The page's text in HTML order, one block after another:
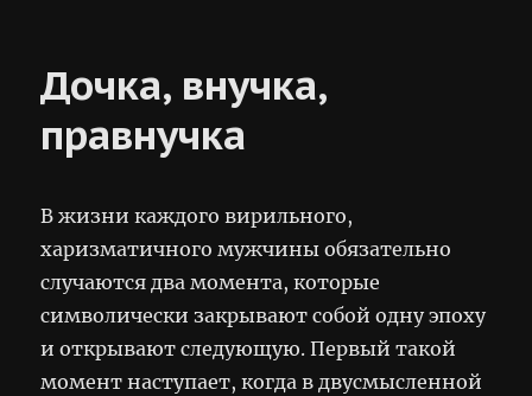
Дочка, внучка,
правнучка
В жизни каждого вирильного,
харизматичного мужчины обязательно
случаются два момента, которые
символически закрывают собой одну эпоху
и открывают следующую. Первый такой
момент наступает, когда в двусмысленной